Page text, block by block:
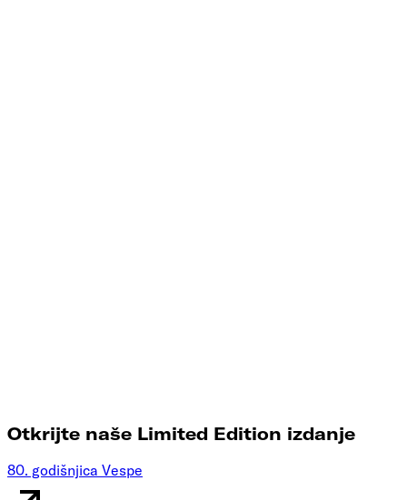
Otkrijte naše Limited Edition izdanje
80. godišnjica Vespe